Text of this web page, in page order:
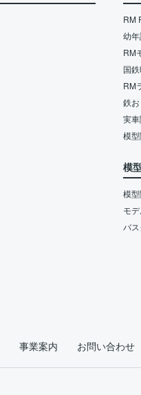
RM
幼
RM
国
RM
鉄お
実
模
模
模
モ
バ
事業案内 お問い合わせ